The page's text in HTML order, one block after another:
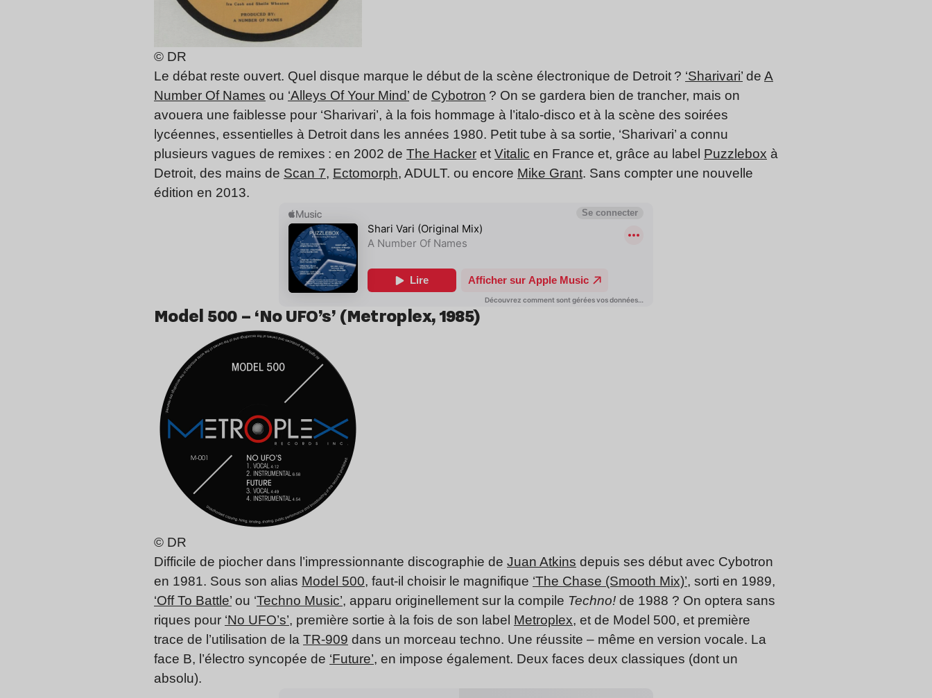
© DR
Le débat reste ouvert. Quel disque marque le début de la scène électronique de Detroit ? ‘Sharivari’ de A
Number Of Names ou ‘Alleys Of Your Mind’ de Cybotron ? On se gardera bien de trancher, mais on
avouera une faiblesse pour ‘Sharivari’, à la fois hommage à l’italo-disco et à la scène des soirées
lycéennes, essentielles à Detroit dans les années 1980. Petit tube à sa sortie, ‘Sharivari’ a connu
plusieurs vagues de remixes : en 2002 de The Hacker et Vitalic en France et, grâce au label Puzzlebox à
Detroit, des mains de Scan 7, Ectomorph, ADULT. ou encore Mike Grant. Sans compter une nouvelle
édition en 2013.
Model 500 – ‘No UFO’s’ (Metroplex, 1985)
© DR
Difficile de piocher dans l’impressionnante discographie de Juan Atkins depuis ses début avec Cybotron
en 1981. Sous son alias Model 500, faut-il choisir le magnifique ‘The Chase (Smooth Mix)’, sorti en 1989,
‘Off To Battle’ ou ‘Techno Music’, apparu originellement sur la compile Techno! de 1988 ? On optera sans
riques pour ‘No UFO’s’, première sortie à la fois de son label Metroplex, et de Model 500, et première
trace de l’utilisation de la TR-909 dans un morceau techno. Une réussite – même en version vocale. La
face B, l’électro syncopée de ‘Future’, en impose également. Deux faces deux classiques (dont un
absolu).